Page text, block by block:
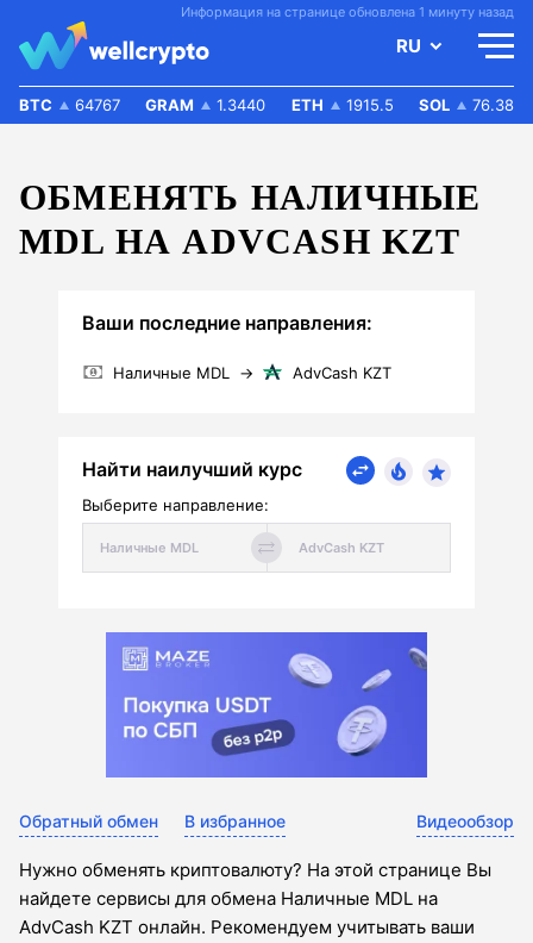
Информация на странице обновлена 1 минуту назад
RU
BTC 64767 GRAM 1.3440 ETH 1915.5 SOL 76.38
ОБМЕНЯТЬ НАЛИЧНЫЕ
MDL НА ADVCASH KZT
Ваши последние направления:
Наличные MDL → AdvCash KZT
Найти наилучший курс
Выберите направление:
Обратный обмен В избранное Видеообзор
Нужно обменять криптовалюту? На этой странице Вы
найдете сервисы для обмена Наличные MDL на
AdvCash KZT онлайн. Рекомендуем учитывать ваши